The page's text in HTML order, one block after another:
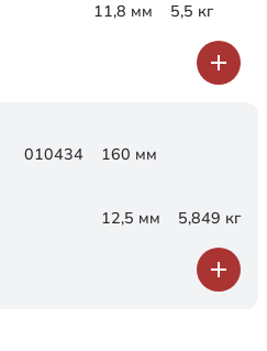
11,8 мм 5,5 кг
010434 160 мм
12,5 мм 5,849 кг